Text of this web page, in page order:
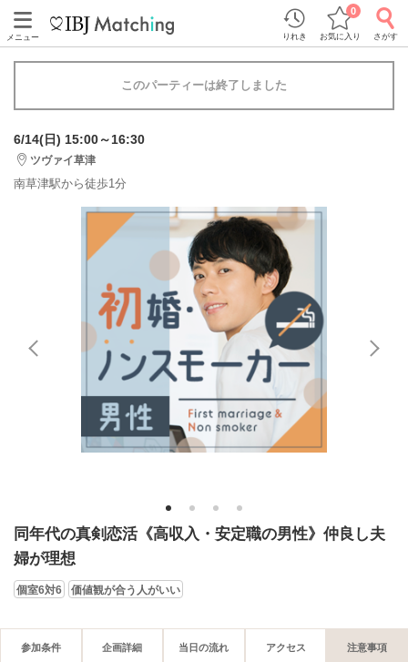
メニュー りれき お気に入り
0
さがす
このパーティーは終了しました
6/14(日) 15:00～16:30
ツヴァイ草津
南草津駅から徒歩1分
1 2 3 4
同年代の真剣恋活《高収入・安定職の男性》仲良し夫
婦が理想
個室6対6 価値観が合う人がいい
参加条件 企画詳細 当日の流れ アクセス 注意事項